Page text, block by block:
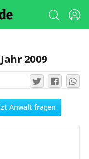
2009
Anwalt fragen